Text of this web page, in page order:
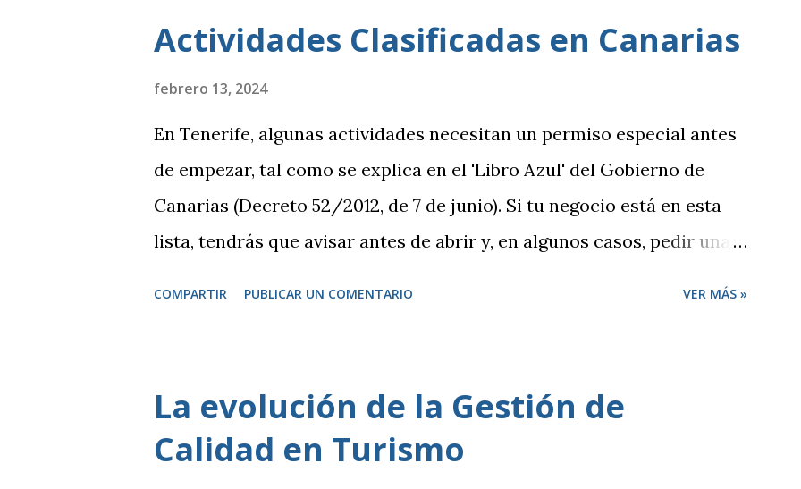
Actividades Clasificadas en Canarias
febrero 13, 2024
En Tenerife, algunas actividades necesitan un permiso especial antes
de empezar, tal como se explica en el 'Libro Azul' del Gobierno de
Canarias (Decreto 52/2012, de 7 de junio). Si tu negocio está en esta
lista, tendrás que avisar antes de abrir y, en algunos casos, pedir una
presentar una declaración responsable y la documentación necesaria,
que te indicarán en la correspondiente sede electrónica. Para ambos
COMPARTIR PUBLICAR UN COMENTARIO VER MÁS »
La evolución de la Gestión de
Calidad en Turismo